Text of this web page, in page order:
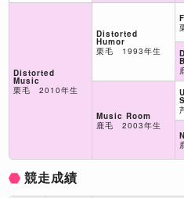
Distorted
Music
栗毛 2010年生
Distorted
Humor
栗毛 1993年生
Music Room
鹿毛 2003年生
競走成績